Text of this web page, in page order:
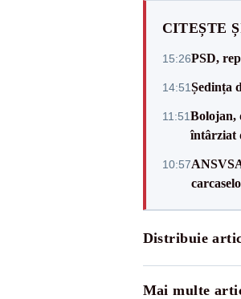
CITEȘTE
15:26PSD,
14:51Ședința
11:51Bolojan,
întârziat
10:57
Distribuie
Mai multe